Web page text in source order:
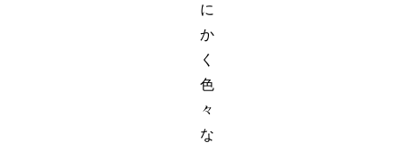
に
か
く
色
々
な